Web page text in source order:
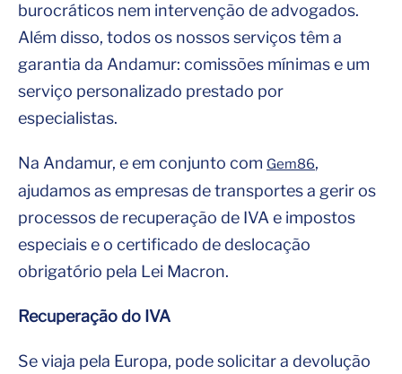
burocráticos nem intervenção de advogados.
Além disso, todos os nossos serviços têm a
garantia da Andamur: comissões mínimas e um
serviço personalizado prestado por
especialistas.
Na Andamur, e em conjunto com Gem86,
ajudamos as empresas de transportes a gerir os
processos de recuperação de IVA e impostos
especiais e o certificado de deslocação
obrigatório pela Lei Macron.
Recuperação do IVA
Se viaja pela Europa, pode solicitar a devolução